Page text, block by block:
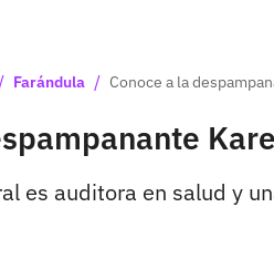
Farándula / Conoce a la
es auditora en salud y